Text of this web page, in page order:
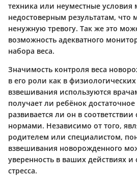
техника или неуместные условия
недостоверным результатам, что
ненужную тревогу. Так же это
возможность адекватного
набора веса.
Значимость контроля веса
в его роли как в физиологических
взвешивания используются
получает ли ребёнок
развивается ли он в
нормами. Независимо от того,
родителем или специалистом,
взвешивания новорожденного
уверенность в ваших действиях и
стресса.